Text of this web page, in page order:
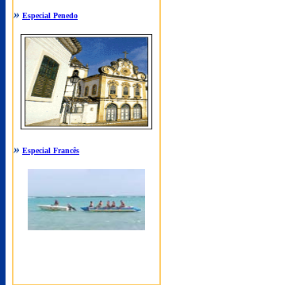
» Especial Penedo
» Especial Francês